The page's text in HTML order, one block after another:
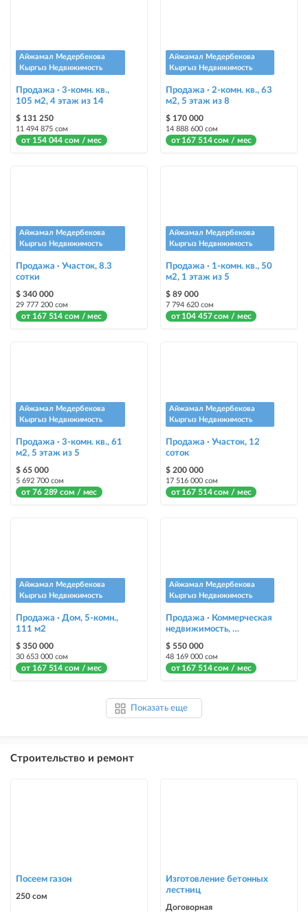
размещение объявления на Instagram аккаунте @house_kg и на
Telegram канале + платное продвижение на Instagram
Выделить цветом
выделение объявления цветом среди других объявлений
«Срочно»
Стикеры
Яркие стикеры с опциями, выделят ваш объект среди остальных и
помогут продать быстрее
Айжамал Медербекова
Кыргыз Недвижимость
Продажа · 3-комн. кв.,
105 м2, 4 этаж из 14
$ 131 250
11 494 875 сом
от 154 044 сом / мес
Айжамал Медербекова
Кыргыз Недвижимость
Продажа · 2-комн. кв., 63
м2, 5 этаж из 8
$ 170 000
14 888 600 сом
от 167 514 сом / мес
Айжамал Медербекова
Кыргыз Недвижимость
Продажа · Участок, 8.3
сотки
$ 340 000
29 777 200 сом
от 167 514 сом / мес
Айжамал Медербекова
Кыргыз Недвижимость
Продажа · 1-комн. кв., 50
м2, 1 этаж из 5
$ 89 000
7 794 620 сом
от 104 457 сом / мес
Айжамал Медербекова
Кыргыз Недвижимость
Продажа · 3-комн. кв., 61
м2, 5 этаж из 5
$ 65 000
5 692 700 сом
от 76 289 сом / мес
Айжамал Медербекова
Кыргыз Недвижимость
Продажа · Участок, 12
соток
$ 200 000
17 516 000 сом
от 167 514 сом / мес
Айжамал Медербекова
Кыргыз Недвижимость
Продажа · Дом, 5-комн.,
111 м2
$ 350 000
30 653 000 сом
от 167 514 сом / мес
Айжамал Медербекова
Кыргыз Недвижимость
Продажа · Коммерческая
недвижимость,
245 м2
$ 550 000
48 169 000 сом
от 167 514 сом / мес
Показать еще
Строительство и ремонт
Посеем газон
250 сом
Изготовление бетонных
лестниц
Договорная